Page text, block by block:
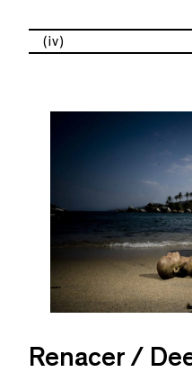
(iv)
Renacer /